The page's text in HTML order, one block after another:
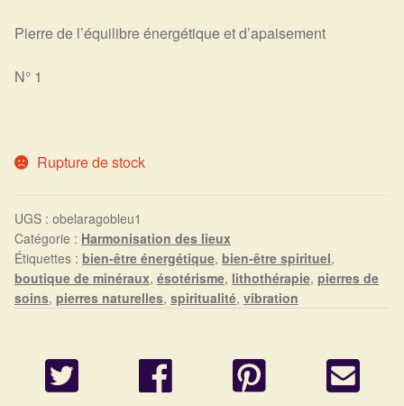
Arts Divinatoires : Percez les Mystères de l’Invisible
Protection énergétique : Trouvez votre bouclier
intérieur
Test — Quelle Gardienne ?
Pierre de l’équilibre énergétique et d’apaisement
N° 1
Rupture de stock
UGS : obelaragobleu1
Catégorie : Harmonisation des lieux
Étiquettes : bien-être énergétique, bien-être spirituel,
boutique de minéraux, ésotérisme, lithothérapie, pierres de
soins, pierres naturelles, spiritualité, vibration